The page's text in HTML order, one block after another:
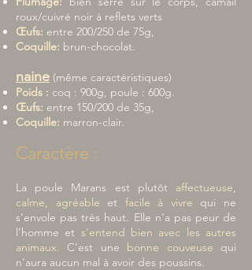
roux/cuivré noir à reflets verts
Œufs: entre 200/250 de 75g,
Coquille: brun-chocolat.
naine (même caractéristiques)
Poids : coq : 900g, poule : 600g.
Œufs: entre 150/200 de 35g,
Coquille: marron-clair.
Caractère :
La poule Marans est plutôt affectueuse,
calme, agréable et facile à vivre qui ne
s'envole pas très haut. Elle n’a pas peur de
l’homme et s’entend bien avec les autres
animaux. C’est une bonne couveuse qui
n’aura aucun mal à avoir des poussins.